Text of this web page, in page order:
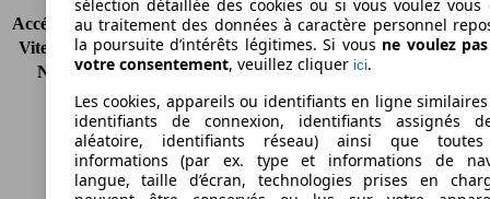
Accélération (0-100 km/h) 11.7s
Vitesse maximale (km/h) 181 km/h
Nombre de vitesses
5
Couple
200 nm
Cylindrée
1560 ccm
Carburant
Diesel
Cylindres
Transmission
Boîte manuelle
sélection détaillée des cookies ou si vous voulez vous
au traitement des données à caractère personnel
la poursuite d’intérêts légitimes. Si vous ne voulez
votre consentement, veuillez cliquer ici.
Les cookies, appareils ou identifiants en ligne
identifiants de connexion, identifiants assignés
aléatoire, identifiants réseau) ainsi que
informations (par ex. type et informations de
langue, taille d’écran, technologies prises en